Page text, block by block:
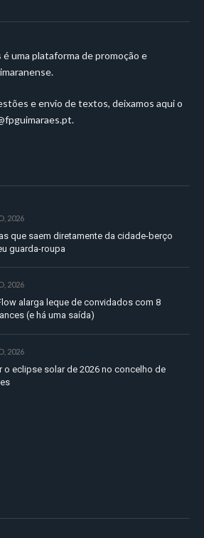
uma plataforma de promoção e
e envio de textos, deixamos aqui o
.
2026
que saem diretamente da cidade-berço
guarda-roupa
2026
alarga leque de convidados com 8
(e há uma saída)
2026
o eclipse solar de 2026 no concelho de